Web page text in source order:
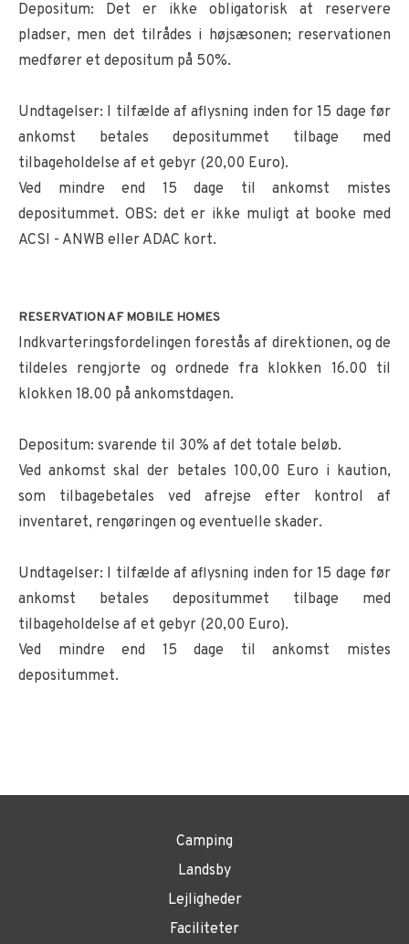
Depositum: Det er ikke obligatorisk at reservere
pladser, men det tilrådes i højsæsonen; reservationen
medfører et depositum på 50%.
Undtagelser: I tilfælde af aflysning inden for 15 dage før
ankomst betales depositummet tilbage med
tilbageholdelse af et gebyr (20,00 Euro).
Ved mindre end 15 dage til ankomst mistes
depositummet. OBS: det er ikke muligt at booke med
ACSI - ANWB eller ADAC kort.
RESERVATION AF MOBILE HOMES
Indkvarteringsfordelingen forestås af direktionen, og de
tildeles rengjorte og ordnede fra klokken 16.00 til
klokken 18.00 på ankomstdagen.
Depositum: svarende til 30% af det totale beløb.
Ved ankomst skal der betales 100,00 Euro i kaution,
som tilbagebetales ved afrejse efter kontrol af
inventaret, rengøringen og eventuelle skader.
Undtagelser: I tilfælde af aflysning inden for 15 dage før
ankomst betales depositummet tilbage med
tilbageholdelse af et gebyr (20,00 Euro).
Ved mindre end 15 dage til ankomst mistes
depositummet.
Camping
Landsby
Lejligheder
Faciliteter